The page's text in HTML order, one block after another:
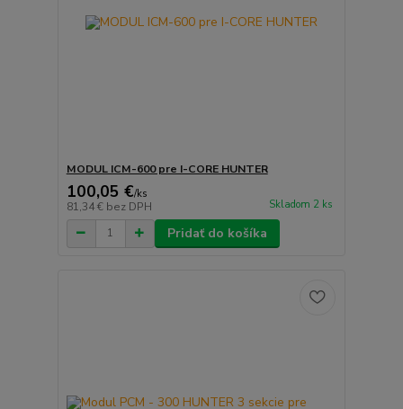
MODUL ICM-600 pre I-CORE HUNTER
100,05 €/ks
81,34 € bez DPH Skladom 2 ks
Pridať do košíka